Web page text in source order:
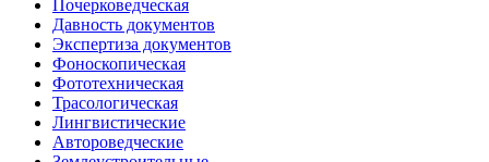
Почерковедческая
Давность документов
Экспертиза документов
Фоноскопическая
Фототехническая
Трасологическая
Лингвистические
Автороведческие